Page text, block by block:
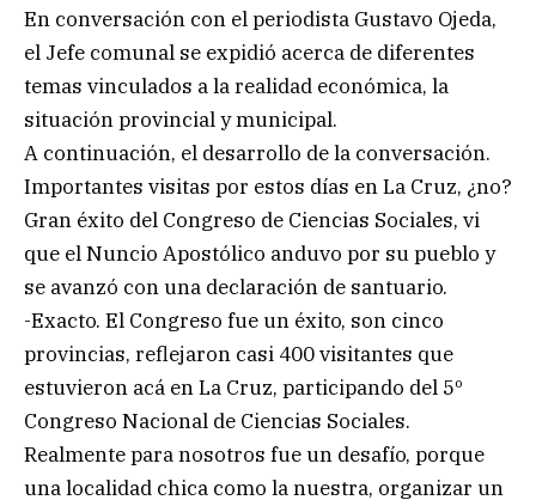
En conversación con el periodista Gustavo Ojeda,
el Jefe comunal se expidió acerca de diferentes
temas vinculados a la realidad económica, la
situación provincial y municipal.
A continuación, el desarrollo de la conversación.
Importantes visitas por estos días en La Cruz, ¿no?
Gran éxito del Congreso de Ciencias Sociales, vi
que el Nuncio Apostólico anduvo por su pueblo y
se avanzó con una declaración de santuario.
-Exacto. El Congreso fue un éxito, son cinco
provincias, reflejaron casi 400 visitantes que
estuvieron acá en La Cruz, participando del 5º
Congreso Nacional de Ciencias Sociales.
Realmente para nosotros fue un desafío, porque
una localidad chica como la nuestra, organizar un